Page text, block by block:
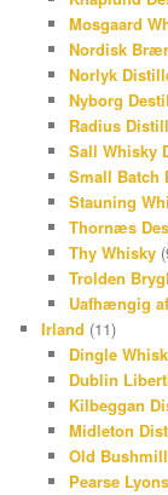
Mosgaard
Nordisk
Norlyk
Nyborg
Radius
Sall Whisky
Small Batch
Stauning
Thornæs
Thy Whisky
Trolden
Uafhængig
Irland (11)
Dingle
Dublin
Kilbeggan
Midleton
Old
Pearse